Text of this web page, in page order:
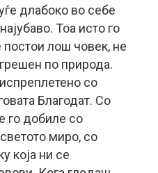
длабоко во себе
Тоа исто го
лош човек, не
по природа.
со
Благодат. Со
го добиле со
миро, со
која ни се